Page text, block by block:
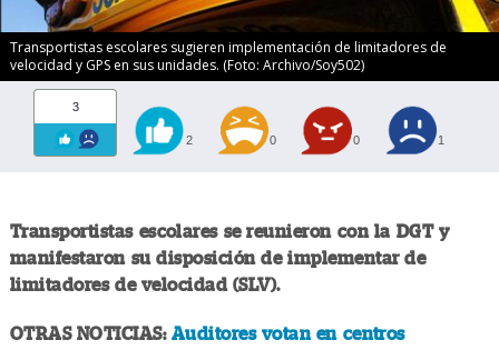
Transportistas escolares sugieren implementación de limitadores de
velocidad y GPS en sus unidades. (Foto: Archivo/Soy502)
3
2 0 0 1
Transportistas escolares se reunieron con la DGT y
manifestaron su disposición de implementar de
limitadores de velocidad (SLV).
OTRAS NOTICIAS: Auditores votan en centros